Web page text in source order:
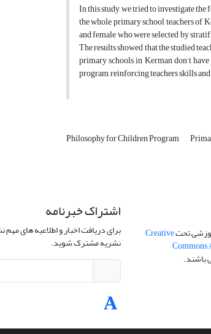
In this study, we tried to investigate
the whole primary school teachers of
and female who were selected by
The results showed that the studied
primary schools in Kerman don’t
program, reinforcing teachers skills
Philosophy for Children Program
تحتCreative
باشند.
اشتراک خبرنامه
برای دریافت اخبار و اطلاعیه های مهم
نشریه مشترک شوید.